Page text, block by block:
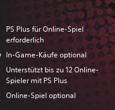
PS Plus für Online-Spiel
erforderlich
In-Game-Käufe optional
Unterstützt bis zu 12 Online-
Spieler mit PS Plus
Online-Spiel optional